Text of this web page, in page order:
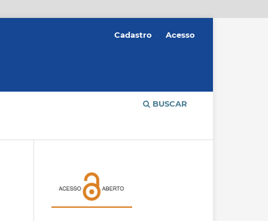
BUSCAR
Cadastro Acesso